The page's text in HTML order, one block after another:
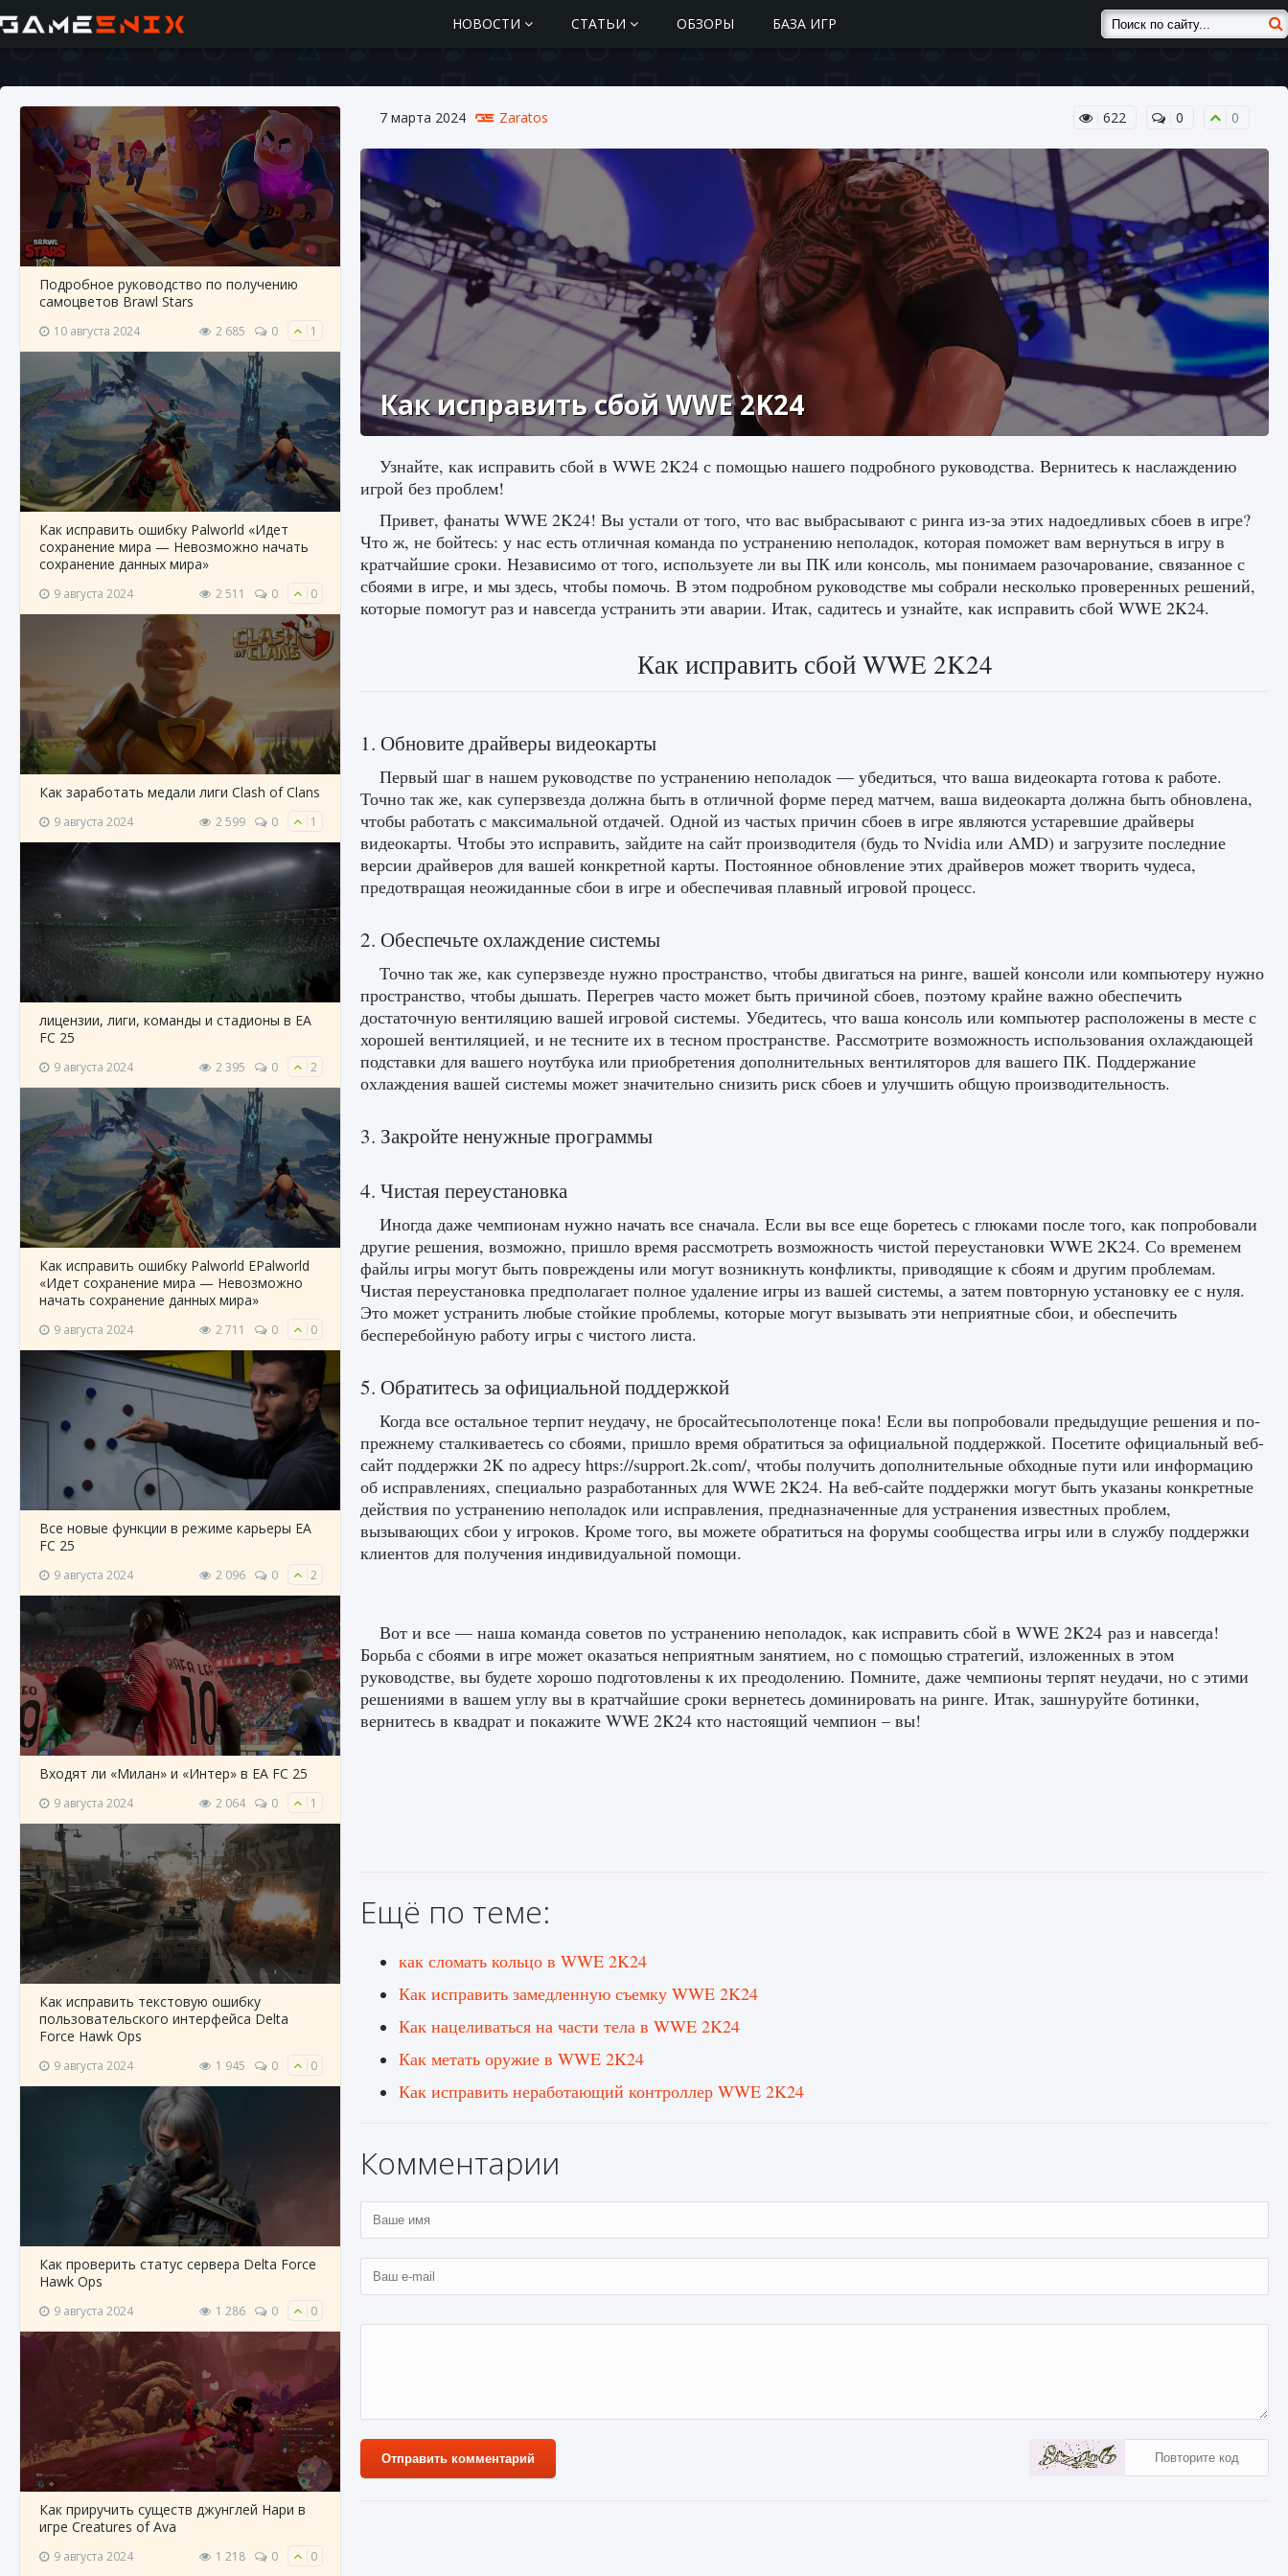
НОВОСТИ СТАТЬИ ОБЗОРЫ БАЗА ИГР
Подробное руководство по получению
самоцветов Brawl Stars
10 августа 2024 2 685 0 1
Как исправить ошибку Palworld «Идет
сохранение мира — Невозможно начать
сохранение данных мира»
9 августа 2024 2 511 0 0
Как заработать медали лиги Clash of Clans
9 августа 2024 2 599 0 1
лицензии, лиги, команды и стадионы в EA
FC 25
9 августа 2024 2 395 0 2
Как исправить ошибку Palworld EPalworld
«Идет сохранение мира — Невозможно
начать сохранение данных мира»
9 августа 2024 2 711 0 0
Все новые функции в режиме карьеры EA
FC 25
9 августа 2024 2 096 0 2
Входят ли «Милан» и «Интер» в EA FC 25
9 августа 2024 2 064 0 1
Как исправить текстовую ошибку
пользовательского интерфейса Delta
Force Hawk Ops
9 августа 2024 1 945 0 0
Как проверить статус сервера Delta Force
Hawk Ops
9 августа 2024 1 286 0 0
Как приручить существ джунглей Нари в
игре Creatures of Ava
9 августа 2024 1 218 0 0
7 марта 2024 Zaratos 622 0 0
Как исправить сбой WWE 2K24
Узнайте, как исправить сбой в WWE 2K24 с помощью нашего подробного руководства. Вернитесь к наслаждению
игрой без проблем!
Привет, фанаты WWE 2K24! Вы устали от того, что вас выбрасывают с ринга из-за этих надоедливых сбоев в игре?
Что ж, не бойтесь: у нас есть отличная команда по устранению неполадок, которая поможет вам вернуться в игру в
кратчайшие сроки. Независимо от того, используете ли вы ПК или консоль, мы понимаем разочарование, связанное с
сбоями в игре, и мы здесь, чтобы помочь. В этом подробном руководстве мы собрали несколько проверенных решений,
которые помогут раз и навсегда устранить эти аварии. Итак, садитесь и узнайте, как исправить сбой WWE 2K24.
Как исправить сбой WWE 2K24
1. Обновите драйверы видеокарты
Первый шаг в нашем руководстве по устранению неполадок — убедиться, что ваша видеокарта готова к работе.
Точно так же, как суперзвезда должна быть в отличной форме перед матчем, ваша видеокарта должна быть обновлена,
чтобы работать с максимальной отдачей. Одной из частых причин сбоев в игре являются устаревшие драйверы
видеокарты. Чтобы это исправить, зайдите на сайт производителя (будь то Nvidia или AMD) и загрузите последние
версии драйверов для вашей конкретной карты. Постоянное обновление этих драйверов может творить чудеса,
предотвращая неожиданные сбои в игре и обеспечивая плавный игровой процесс.
2. Обеспечьте охлаждение системы
Точно так же, как суперзвезде нужно пространство, чтобы двигаться на ринге, вашей консоли или компьютеру нужно
пространство, чтобы дышать. Перегрев часто может быть причиной сбоев, поэтому крайне важно обеспечить
достаточную вентиляцию вашей игровой системы. Убедитесь, что ваша консоль или компьютер расположены в месте с
хорошей вентиляцией, и не тесните их в тесном пространстве. Рассмотрите возможность использования охлаждающей
подставки для вашего ноутбука или приобретения дополнительных вентиляторов для вашего ПК. Поддержание
охлаждения вашей системы может значительно снизить риск сбоев и улучшить общую производительность.
3. Закройте ненужные программы
4. Чистая переустановка
Иногда даже чемпионам нужно начать все сначала. Если вы все еще боретесь с глюками после того, как попробовали
другие решения, возможно, пришло время рассмотреть возможность чистой переустановки WWE 2K24. Со временем
файлы игры могут быть повреждены или могут возникнуть конфликты, приводящие к сбоям и другим проблемам.
Чистая переустановка предполагает полное удаление игры из вашей системы, а затем повторную установку ее с нуля.
Это может устранить любые стойкие проблемы, которые могут вызывать эти неприятные сбои, и обеспечить
бесперебойную работу игры с чистого листа.
5. Обратитесь за официальной поддержкой
Когда все остальное терпит неудачу, не бросайтесьполотенце пока! Если вы попробовали предыдущие решения и по-
прежнему сталкиваетесь со сбоями, пришло время обратиться за официальной поддержкой. Посетите официальный веб-
сайт поддержки 2K по адресу https://support.2k.com/, чтобы получить дополнительные обходные пути или информацию
об исправлениях, специально разработанных для WWE 2K24. На веб-сайте поддержки могут быть указаны конкретные
действия по устранению неполадок или исправления, предназначенные для устранения известных проблем,
вызывающих сбои у игроков. Кроме того, вы можете обратиться на форумы сообщества игры или в службу поддержки
клиентов для получения индивидуальной помощи.
Вот и все — наша команда советов по устранению неполадок, как исправить сбой в WWE 2K24 раз и навсегда!
Борьба с сбоями в игре может оказаться неприятным занятием, но с помощью стратегий, изложенных в этом
руководстве, вы будете хорошо подготовлены к их преодолению. Помните, даже чемпионы терпят неудачи, но с этими
решениями в вашем углу вы в кратчайшие сроки вернетесь доминировать на ринге. Итак, зашнуруйте ботинки,
вернитесь в квадрат и покажите WWE 2K24 кто настоящий чемпион – вы!
Ещё по теме:
как сломать кольцо в WWE 2K24
Как исправить замедленную съемку WWE 2K24
Как нацеливаться на части тела в WWE 2K24
Как метать оружие в WWE 2K24
Как исправить неработающий контроллер WWE 2K24
Комментарии
Отправить комментарий